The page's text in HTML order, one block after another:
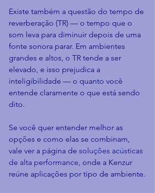
Existe também a questão do tempo de
reverberação (TR) — o tempo que o
som leva para diminuir depois de uma
fonte sonora parar. Em ambientes
grandes e altos, o TR tende a ser
elevado, e isso prejudica a
inteligibilidade — o quanto você
entende claramente o que está sendo
dito.
Se você quer entender melhor as
opções e como elas se combinam,
vale ver a página de soluções acústicas
de alta performance, onde a Kenzur
reúne aplicações por tipo de ambiente.